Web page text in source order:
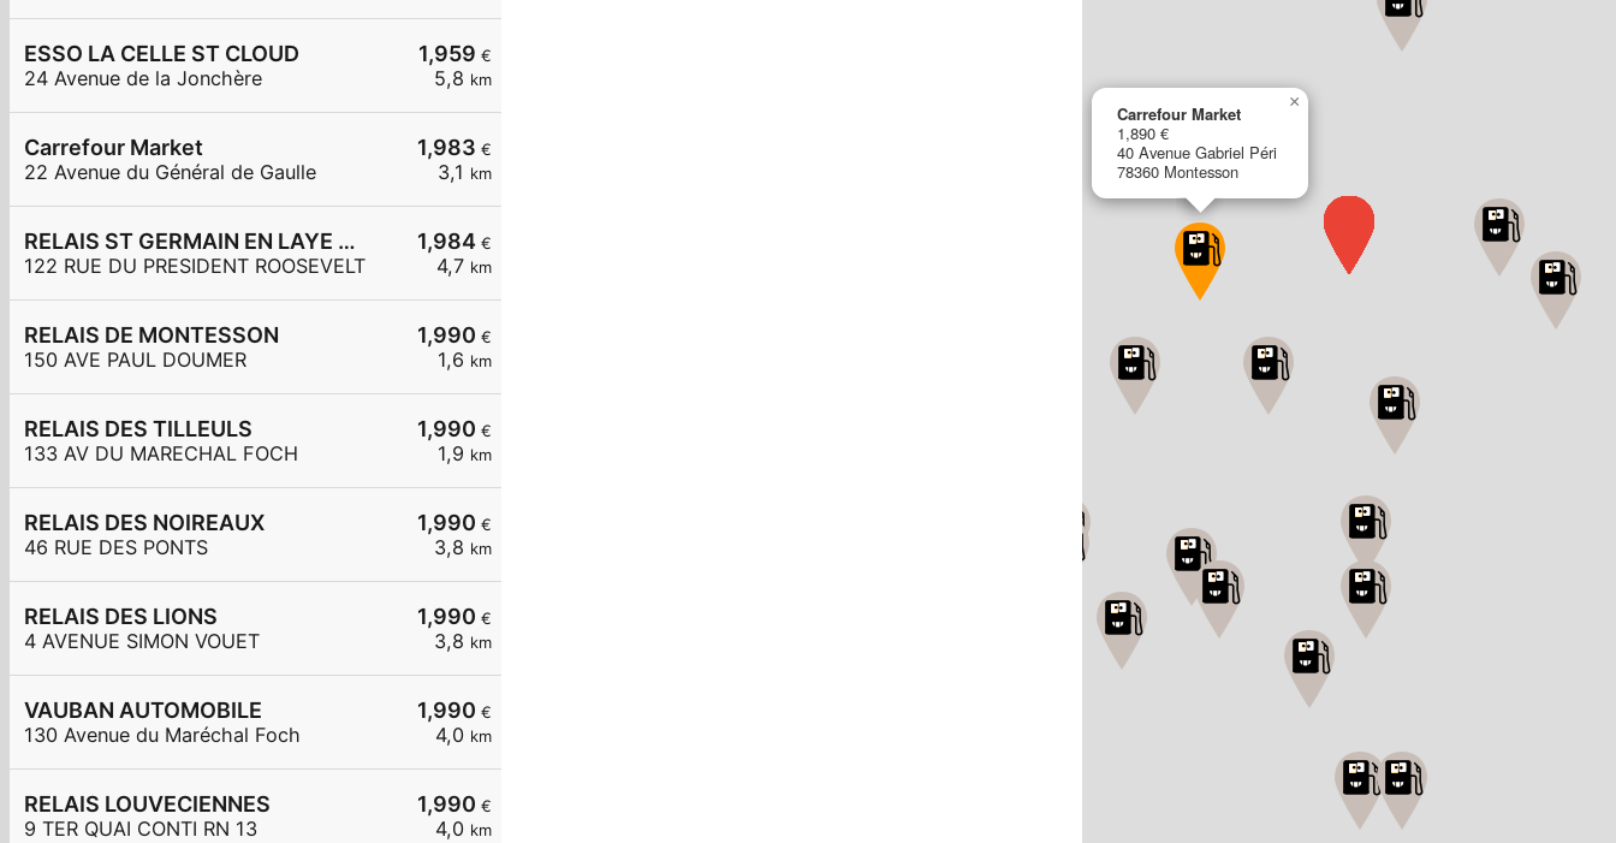
1,959 €
5,8 km
ESSO LA CELLE ST CLOUD
24 Avenue de la Jonchère
1,983 €
3,1 km
Carrefour Market
22 Avenue du Général de Gaulle
1,984 €
4,7 km
RELAIS ST GERMAIN EN LAYE ROOSEVELT
122 RUE DU PRESIDENT ROOSEVELT
1,990 €
1,6 km
RELAIS DE MONTESSON
150 AVE PAUL DOUMER
1,990 €
1,9 km
RELAIS DES TILLEULS
133 AV DU MARECHAL FOCH
1,990 €
3,8 km
RELAIS DES NOIREAUX
46 RUE DES PONTS
1,990 €
3,8 km
RELAIS DES LIONS
4 AVENUE SIMON VOUET
1,990 €
4,0 km
VAUBAN AUTOMOBILE
130 Avenue du Maréchal Foch
1,990 €
4,0 km
RELAIS LOUVECIENNES
9 TER QUAI CONTI RN 13
Carrefour Market
1,890 €
40 Avenue Gabriel Péri
78360 Montesson
×